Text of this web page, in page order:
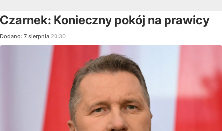
Czarnek: Konieczny pokój na prawicy
Dodano: 7 sierpnia 20:30